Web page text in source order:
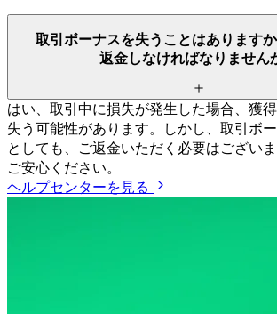
取引ボーナスを失う ことはあります
返金しなければなりません
はい、 取引中に損失が発生した場合、 獲
失う 可能性があります。 しかし、 取引ボ
としても、 ご返金いただく 必要はござい
ご安心ください。
ヘルプセンターを見る